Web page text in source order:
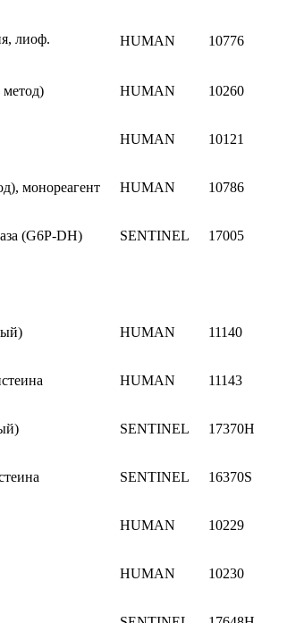
лиоф. HUMAN 10776
метод) HUMAN 10260
HUMAN 10121
монореагент HUMAN 10786
(G6P-DH) SENTINEL 17005
HUMAN 11140
HUMAN 11143
SENTINEL 17370H
SENTINEL 16370S
HUMAN 10229
HUMAN 10230